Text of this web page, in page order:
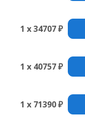
1 x 34707 ₽
1 x 40757 ₽
1 x 71390 ₽